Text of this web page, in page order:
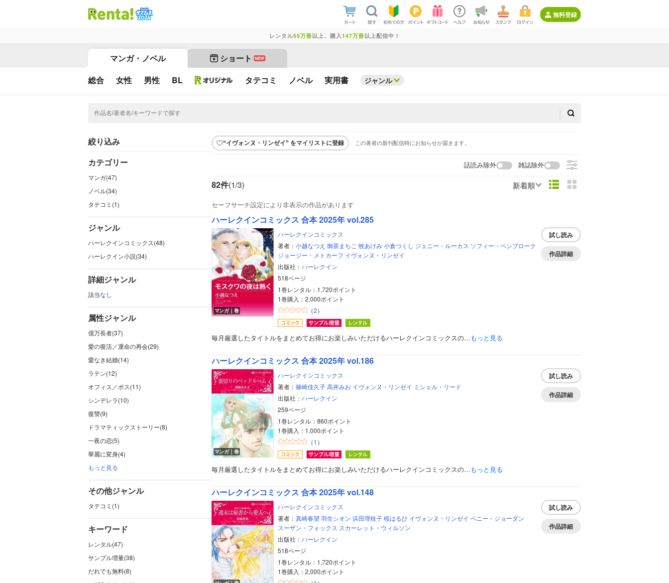
無料登録
レンタル55万冊以上、購入 147万冊以上配信中！
マンガ・ノベル ショート NEW
総合 女性 男性 BL タテコミ ノベル 実用書 ジャンル
絞り込み
カテゴリー
マンガ(47)
ノベル(34)
タテコミ(1)
ジャンル
ハーレクインコミックス(48)
ハーレクイン小説(34)
詳細ジャンル
該当なし
属性ジャンル
億万長者(37)
愛の復活／運命の再会(29)
愛なき結婚(14)
ラテン(12)
オフィス／ボス(11)
シンデレラ(10)
復讐(9)
ドラマティックストーリー(8)
一夜の恋(5)
華麗に変身(4)
もっと見る
その他ジャンル
タテコミ(1)
キーワード
レンタル(47)
サンプル増量(38)
だれでも無料(8)
“イヴォンヌ・リンゼイ” をマイリストに登録 この著者の新刊配信時にお知らせが届きます。
話読み除外 雑誌除外
82件(1/3) 新着順
セーフサーチ設定により非表示の作品があります
ハーレクインコミックス 合本 2025年 vol.285
マンガ｜巻
ハーレクインコミックス
著者： 小越なつえ 御茶まちこ 牧あけみ 小倉つくし ジェニー・ルーカス ソフィー・ペンブローク
ジョージー・メトカーフ イヴォンヌ・リンゼイ
出版社： ハーレクイン
518ページ
1巻レンタル：1,720ポイント
1巻購入：2,000ポイント
（2）
試し読み
作品詳細
毎月厳選したタイトルをまとめてお得にお楽しみいただけるハーレクインコミックスの…もっと見る
ハーレクインコミックス 合本 2025年 vol.186
マンガ｜巻
ハーレクインコミックス
著者： 篠崎佳久子 高井みお イヴォンヌ・リンゼイ ミシェル・リード
出版社： ハーレクイン
259ページ
1巻レンタル：860ポイント
1巻購入：1,000ポイント
（1 ）
試し読み
作品詳細
毎月厳選したタイトルをまとめてお得にお楽しみいただけるハーレクインコミックスの…もっと見る
ハーレクインコミックス 合本 2025年 vol.148
ハーレクインコミックス
著者： 真崎春望 羽生シオン 浜田理枝子 桜はるひ イヴォンヌ・リンゼイ ペニー・ジョーダン
スーザン・フォックス スカーレット・ウィルソン
出版社： ハーレクイン
518ページ
1巻レンタル：1,720ポイント
1巻購入：2,000ポイント
試し読み
作品詳細